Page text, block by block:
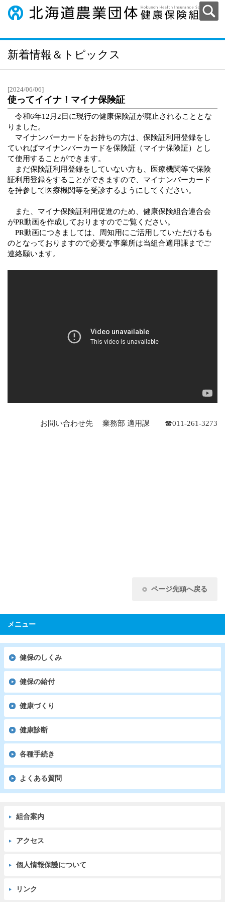
新着情報＆トピックス
[2024/06/06]
使ってイイナ！マイナ保険証
令和6年12月2日に現行の健康保険証が廃止されることとな
りました。
マイナンバーカードをお持ちの方は、保険証利用登録をし
ていればマイナンバーカードを保険証（マイナ保険証）とし
て使用することができます。
まだ保険証利用登録をしていない方も、医療機関等で保険
証利用登録をすることができますので、マイナンバーカード
を持参して医療機関等を受診するようにしてください。
また、マイナ保険証利用促進のため、健康保険組合連合会
がPR動画を作成しておりますのでご覧ください。
PR動画につきましては、周知用にご活用していただけるも
のとなっておりますので必要な事業所は当組合適用課までご
連絡願います。
お問い合わせ先 業務部 適用課 ☎011-261-3273
ページ先頭へ戻る
メニュー
健保のしくみ
健保の給付
健康づくり
健康診断
各種手続き
よくある質問
組合案内
アクセス
個人情報保護について
リンク